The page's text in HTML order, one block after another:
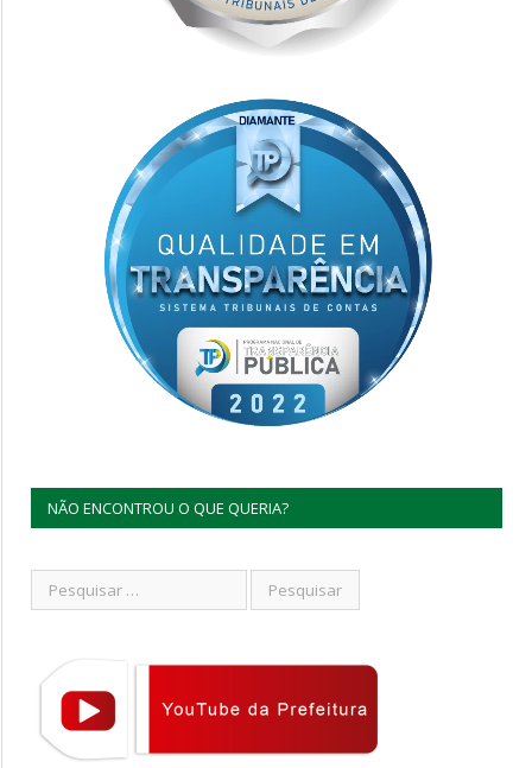
NÃO ENCONTROU O QUE QUERIA?